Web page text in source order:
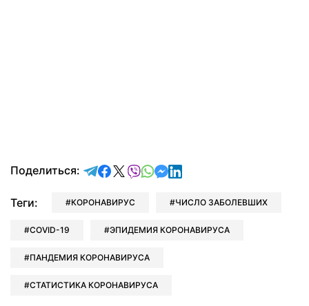
Поделиться: отправить в Telegram
поделиться в Facebook
поделиться в X
отправить в Viber
отправить в Whatsapp
отправить в Messenger
отправить в LinkedIn
Теги: КОРОНАВИРУС ЧИСЛО ЗАБОЛЕВШИХ
COVID-19 ЭПИДЕМИЯ КОРОНАВИРУСА
ПАНДЕМИЯ КОРОНАВИРУСА
СТАТИСТИКА КОРОНАВИРУСА